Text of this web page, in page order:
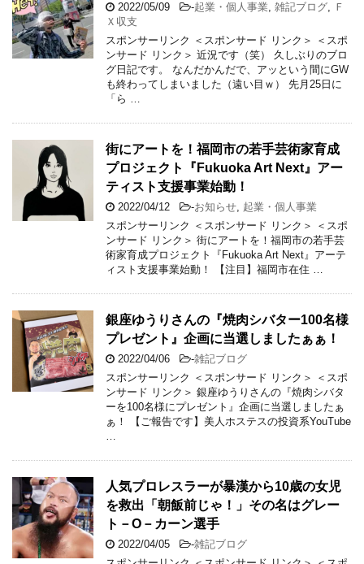
2022/05/09 -起業・個人事業, 雑記ブログ, Ｆ
Ｘ収支
スポンサーリンク ＜スポンサード リンク＞ ＜スポ
ンサード リンク＞ 近況です（笑） 久しぶりのブロ
グ日記です。 なんだかんだで、アッという間にGW
も終わってしまいました（遠い目ｗ） 先月25日に
「ら …
街にアートを！福岡市の若手芸術家育成
プロジェクト『Fukuoka Art Next』アー
ティスト支援事業始動！
2022/04/12 -お知らせ, 起業・個人事業
スポンサーリンク ＜スポンサード リンク＞ ＜スポ
ンサード リンク＞ 街にアートを！福岡市の若手芸
術家育成プロジェクト『Fukuoka Art Next』アーテ
ィスト支援事業始動！ 【注目】福岡市在住 …
銀座ゆうりさんの『焼肉シバター100名様
プレゼント』企画に当選しましたぁぁ！
2022/04/06 -雑記ブログ
スポンサーリンク ＜スポンサード リンク＞ ＜スポ
ンサード リンク＞ 銀座ゆうりさんの『焼肉シバタ
ーを100名様にプレゼント』企画に当選しましたぁ
ぁ！ 【ご報告です】美人ホステスの投資系YouTube
…
人気プロレスラーが暴漢から10歳の女児
を救出「朝飯前じゃ！」その名はグレー
ト－O－カーン選手
2022/04/05 -雑記ブログ